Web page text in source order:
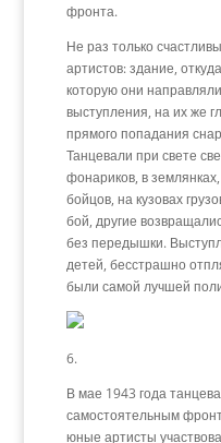
фронта.
Не раз только
артистов: здание,
которую они
выступления, на их же
прямого попадания
Танцевали при свете
фонариков, в
бойцов, на кузовах
бой, другие
без передышки.
детей, бесстрашно
были самой лучшей
6.
В мае 1943 года
самостоятельным
юные артисты